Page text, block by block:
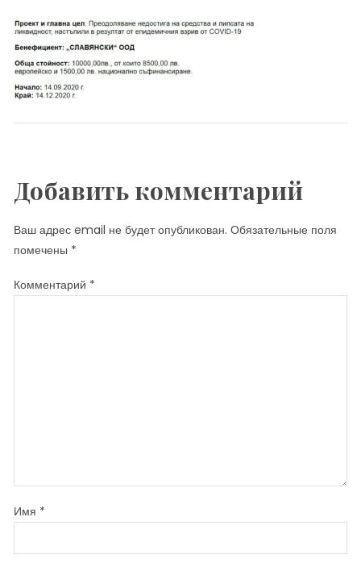
Добавить комментарий
Ваш адрес email не будет опубликован. Обязательные поля
помечены *
Комментарий *
Имя *